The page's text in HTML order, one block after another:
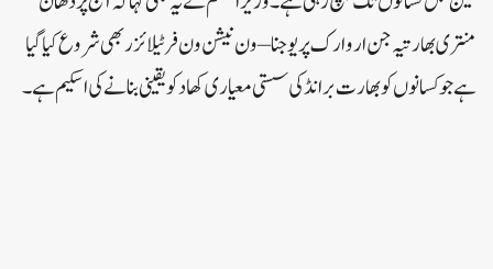
منتری بھارتیہ جن اروارک پریوجنا – ون نیشن ون فرٹیلائزر بھی شروع کیا گیا
ہے جو کسانوں کو بھارت برانڈ کی سستی معیاری کھاد کو یقینی بنانے کی اسکیم ہے۔